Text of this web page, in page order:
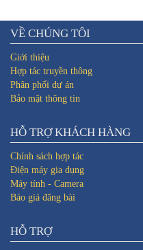
VỀ CHÚNG TÔI
Giới thiệu
Hợp tác truyền thông
Phân phối dự án
Bảo mật thông tin
HỖ TRỢ KHÁCH HÀNG
Chính sách hợp tác
Điện máy gia dụng
Máy tính - Camera
Báo giá đăng bài
HỖ TRỢ